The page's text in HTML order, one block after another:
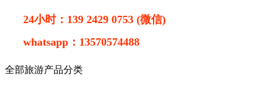
24小时： 139 2429 0753 (微信)
whatsapp： 13570574488
全部旅游产品分类